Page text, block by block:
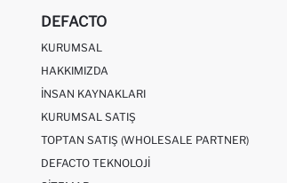
DEFACTO
KURUMSAL
HAKKIMIZDA
İNSAN KAYNAKLARI
KURUMSAL SATIŞ
TOPTAN SATIŞ (WHOLESALE PARTNER)
DEFACTO TEKNOLOJI